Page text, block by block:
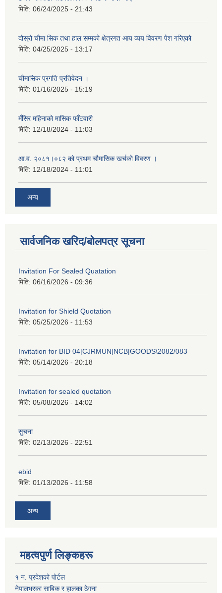
मिति: 06/24/2025 - 21:43
दोस्रो चौमा सिक तथा हाल सम्मको क्षेत्रगत आय व्यय विवरण पेश गरिएको
मिति: 04/25/2025 - 13:17
चौमासिक प्रगति प्रतिवेदन ।
मिति: 01/16/2025 - 15:19
मँसिर महिनाको मासिक फाँटवारी
मिति: 12/18/2024 - 11:03
आ.व. २०८१।०८२ को प्रथम चौमासिक खर्चको विवरण ।
मिति: 12/18/2024 - 11:01
अन्य
सार्वजनिक खरिद/बोलपत्र सूचना
Invitation For Sealed Quatation
मिति: 06/16/2026 - 09:36
Invitation for Shield Quotation
मिति: 05/25/2026 - 11:53
Invitation for BID 04|CJRMUN|NCB|GOODS\2082/083
मिति: 05/14/2026 - 20:18
Invitation for sealed quotation
मिति: 05/08/2026 - 14:02
सुचना
मिति: 02/13/2026 - 22:51
ebid
मिति: 01/13/2026 - 11:58
अन्य
महत्वपुर्ण लिङ्कहरू
१ न. प्रदेशको पोर्टल
नेपालभरका साबिक र हालका ठेगना